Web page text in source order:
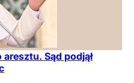
Sąd podjął